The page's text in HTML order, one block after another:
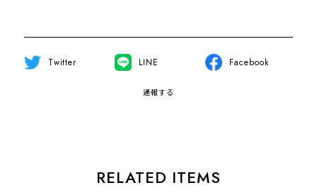
Twitter LINE Facebook
通報する
RELATED ITEMS